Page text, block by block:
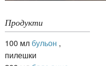
Продукти
100 мл бульон ,
пилешки